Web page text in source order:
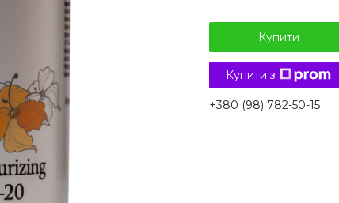
Купити
Купити з
+380 (98) 782-50-15